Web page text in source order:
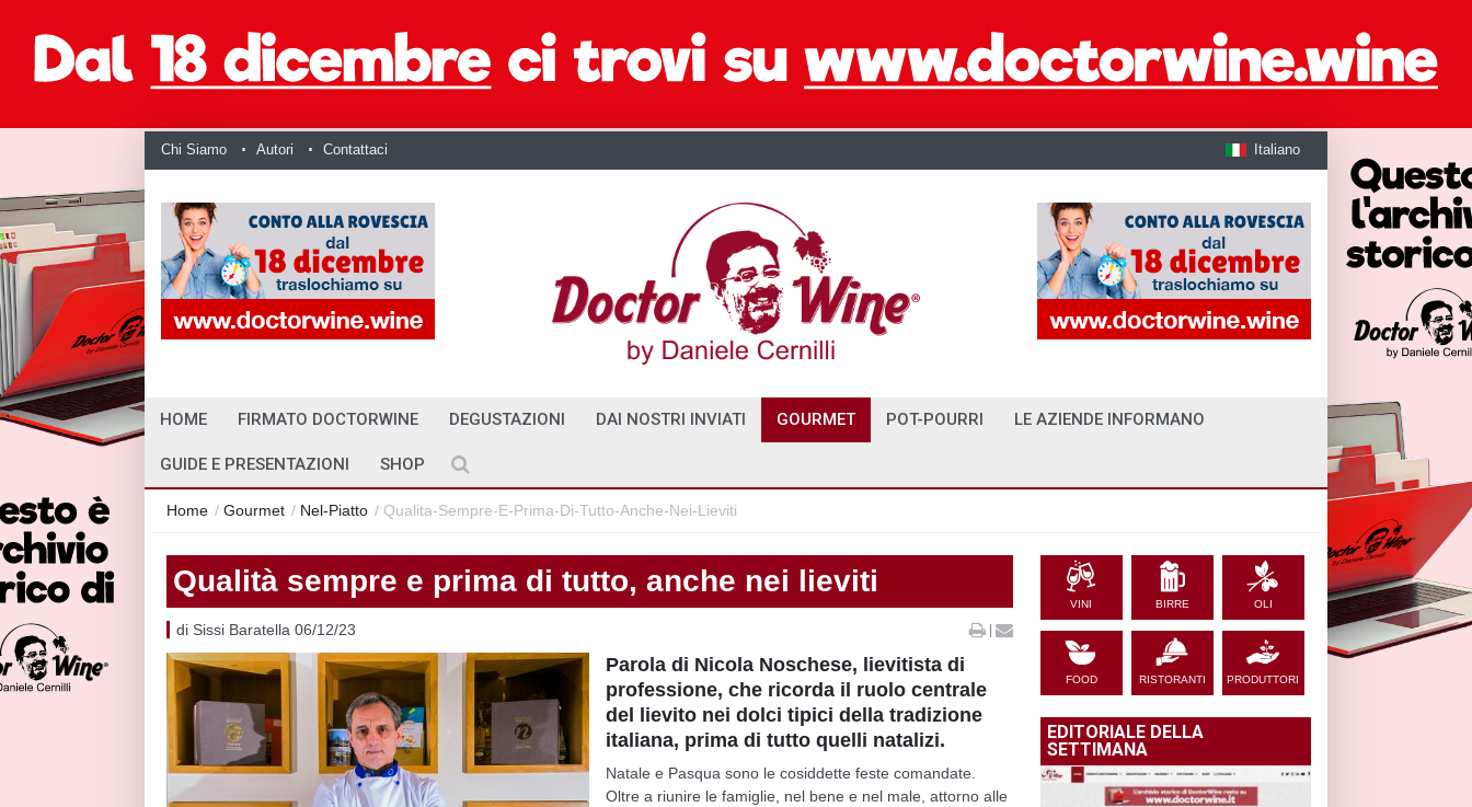
Chi Siamo Autori Contattaci Italiano
HOME FIRMATO DOCTORWINE DEGUSTAZIONI DAI NOSTRI INVIATI GOURMET POT-POURRI LE AZIENDE INFORMANO
GUIDE E PRESENTAZIONI SHOP
Home / Gourmet / Nel-Piatto / Qualita-Sempre-E-Prima-Di-Tutto-Anche-Nei-Lieviti
Qualità sempre e prima di tutto, anche nei lieviti
di Sissi Baratella 06/12/23 |
Parola di Nicola Noschese, lievitista di
professione, che ricorda il ruolo centrale
del lievito nei dolci tipici della tradizione
italiana, prima di tutto quelli natalizi.
Natale e Pasqua sono le cosiddette feste comandate.
Oltre a riunire le famiglie, nel bene e nel male, attorno alle
VINI BIRRE OLI
FOOD RISTORANTI PRODUTTORI
EDITORIALE DELLA
SETTIMANA